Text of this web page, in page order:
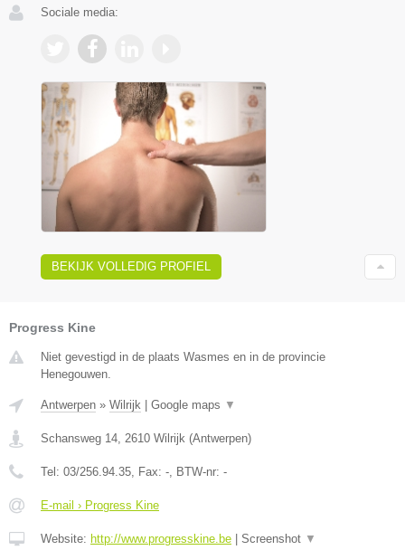
Sociale media:
BEKIJK VOLLEDIG PROFIEL
Progress Kine
Niet gevestigd in de plaats Wasmes en in de provincie
Henegouwen.
Antwerpen » Wilrijk | Google maps ▼
Schansweg 14 2610 Wilrijk (Antwerpen)
Tel: 03/256.94.35 , Fax: - , BTW-nr: -
E-mail › Progress Kine
Website: http://www.progresskine.be | Screenshot ▼